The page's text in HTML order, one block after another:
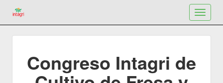
Toggle
Congreso Intagri de